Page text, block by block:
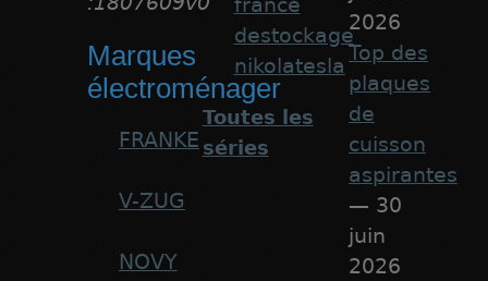
Marques
électroménager
FRANKE
V-ZUG
NOVY
destockage
nikolatesla
Toutes les
séries
2026
Top des
plaques
de
cuisson
aspirantes
— 30
juin
2026